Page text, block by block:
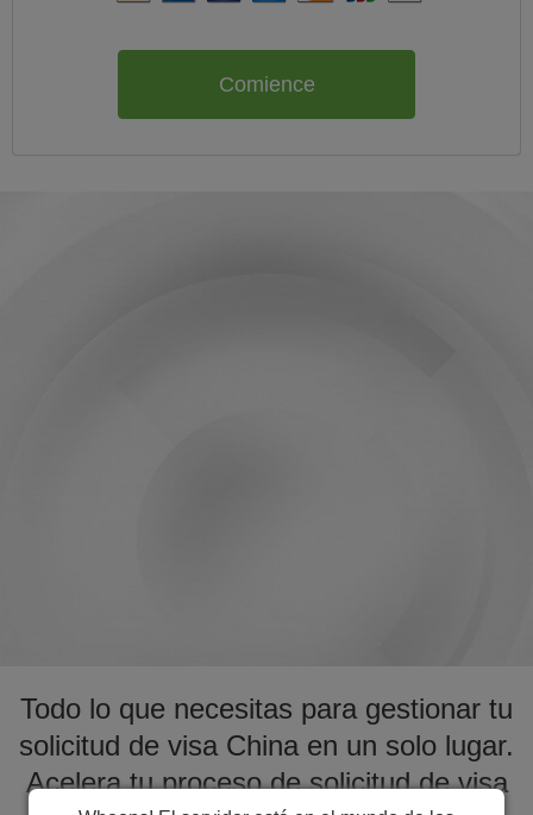
Comience
Todo lo que necesitas para gestionar tu
solicitud de visa China en un solo lugar.
Acelera tu proceso de solicitud de visa